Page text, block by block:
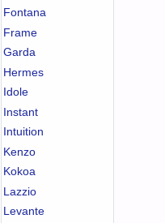
Fontana
Frame
Garda
Hermes
Idole
Instant
Intuition
Kenzo
Kokoa
Lazzio
Levante